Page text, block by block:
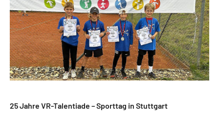
25 Jahre VR-Talentiade – Sporttag in Stuttgart